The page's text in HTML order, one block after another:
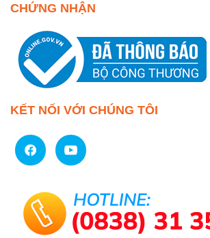
CHỨNG NHẬN
KẾT NỐI VỚI CHÚNG TÔI